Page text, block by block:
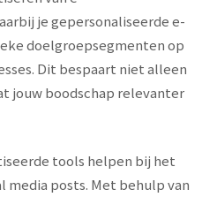
je gepersonaliseerde e-
doelgroepsegmenten op
Dit bespaart niet alleen
jouw boodschap relevanter
tools helpen bij het
media posts. Met behulp van